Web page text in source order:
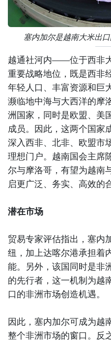
塞内加尔是越南大米出
越通社河内——位于西非
重要战略地位，既是西非
年轻人口、丰富资源和巨
濒临地中海与大西洋的摩
洲国家，同时是欧盟、美
成员。因此，这两个国家
深入西非、北非、欧盟市
理想门户。越南国会主席
尔与摩洛哥，有望为越南
启更广泛、务实、高效的
潜在市场
贸易专家评估指出，塞内
纽，加上达喀尔港承担着
能。另外，该国同时是非
的先行者，这一机制为越
口的非洲市场创造机遇。
因此，塞内加尔可成为越
整个非洲市场的窗口。反